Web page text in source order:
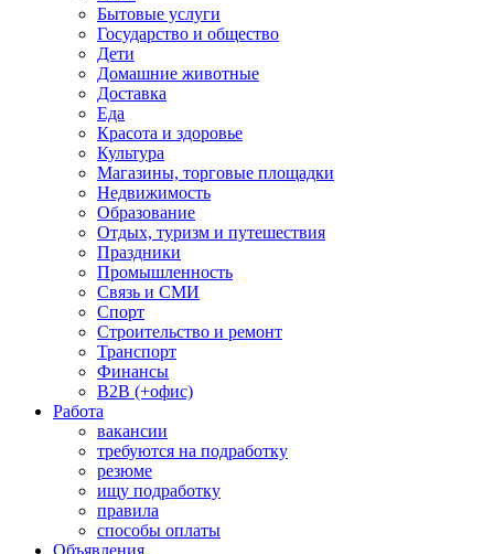
Бытовые услуги
Государство и общество
Дети
Домашние животные
Доставка
Еда
Красота и здоровье
Культура
Магазины, торговые площадки
Недвижимость
Образование
Отдых, туризм и путешествия
Праздники
Промышленность
Связь и СМИ
Спорт
Строительство и ремонт
Транспорт
Финансы
B2B (+офис)
Работа
вакансии
требуются на подработку
резюме
ищу подработку
правила
способы оплаты
Объявления